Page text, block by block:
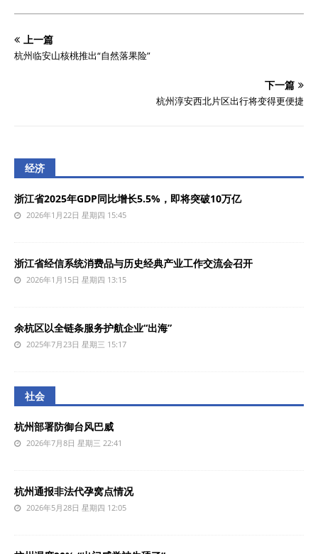
上一篇
杭州临安山核桃推出“自然落果险”
下一篇
杭州淳安西北片区出行将变得更便捷
经济
浙江省2025年GDP同比增长5.5%，即将突破10万亿
2026年1月22日 星期四 15:45
浙江省经信系统消费品与历史经典产业工作交流会召开
2026年1月15日 星期四 13:15
余杭区以全链条服务护航企业“出海”
2025年7月23日 星期三 15:17
社会
杭州部署防御台风巴威
2026年7月8日 星期三 22:41
杭州通报非法代孕窝点情况
2026年5月28日 星期四 12:05